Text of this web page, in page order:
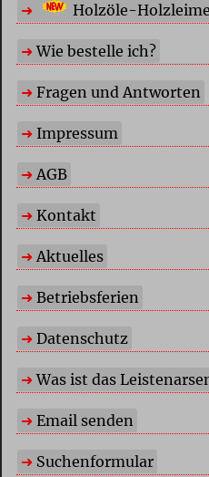
Holzöle-
Wie bestelle ich?
Fragen und Antworten
Impressum
AGB
Kontakt
Aktuelles
Betriebsferien
Datenschutz
Was ist das
Email senden
Suchenformular